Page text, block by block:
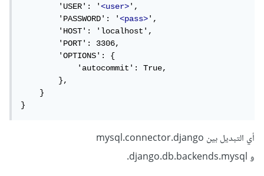
        'USER': '
<user>',
        'PASSWORD': '
<pass>',
        'HOST': 'localhost',
        'PORT': 3306,
        'OPTIONS': {
            'autocommit': True,
        },
    }
}
أي التبديل بين mysql.connector.django
و django.db.backends.mysql.